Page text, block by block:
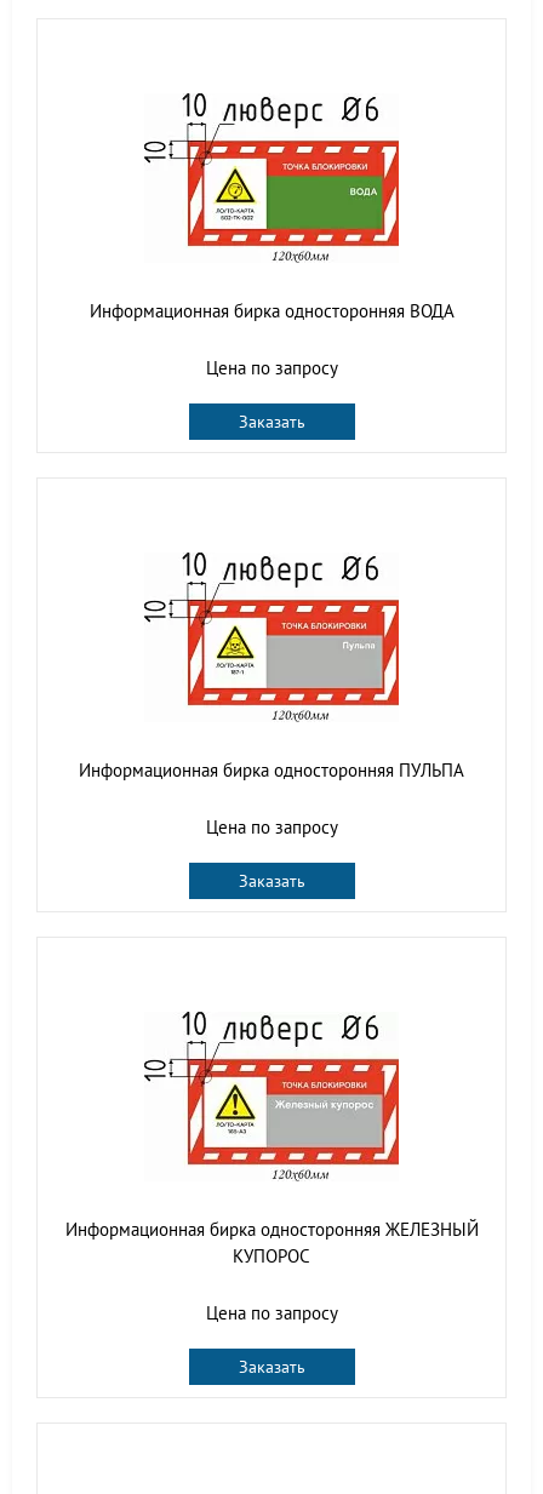
Информационная бирка односторонняя ВОДА
Цена по запросу
Заказать
Информационная бирка односторонняя ПУЛЬПА
Цена по запросу
Заказать
Информационная бирка односторонняя ЖЕЛЕЗНЫЙ
КУПОРОС
Цена по запросу
Заказать